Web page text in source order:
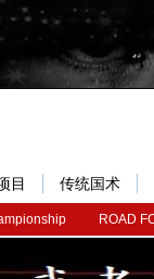
ROAD
目 传统国术